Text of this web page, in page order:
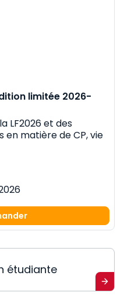
limitée 2026-
LF2026 et des
en matière de CP, vie
étudiante